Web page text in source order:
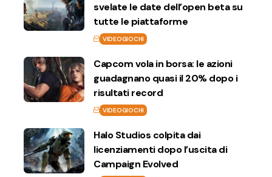
svelate le date dell’open beta su
tutte le piattaforme
VIDEOGIOCHI
Capcom vola in borsa: le azioni
guadagnano quasi il 20% dopo i
risultati record
VIDEOGIOCHI
Halo Studios colpita dai
licenziamenti dopo l’uscita di
Campaign Evolved